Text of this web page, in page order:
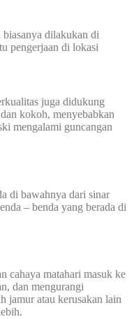
dilakukan di
pengerjaan di lokasi
juga didukung
kokoh, menyebabkan
mengalami guncangan
di bawahnya dari sinar
– benda yang berada di
cahaya matahari masuk ke
dan mengurangi
jamur atau kerusakan lain